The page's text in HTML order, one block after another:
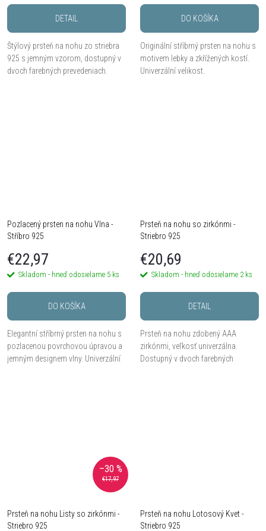
DETAIL
Štýlový prsteň na nohu zo striebra
925 s jemným vzorom, dostupný v
dvoch farebných prevedeniach.
DO KOŠÍKA
Originální stříbrný prsten na nohu s
motivem lebky a zkřížených kostí.
Univerzální velikost.
Pozlacený prsten na nohu Vlna -
Stříbro 925
€22,97
Skladom - hneď odosielame 5 ks
DO KOŠÍKA
Elegantní stříbrný prsten na nohu s
pozlacenou povrchovou úpravou a
jemným designem vlny. Univerzální
Prsteň na nohu so zirkónmi -
Striebro 925
€20,69
Skladom - hneď odosielame 2 ks
DETAIL
Prsteň na nohu zdobený AAA
zirkónmi, veľkosť univerzálna.
Dostupný v dvoch farebných
€17,97
–30 %
Prsteň na nohu Listy so zirkónmi -
Striebro 925
Prsteň na nohu Lotosový Kvet -
Striebro 925